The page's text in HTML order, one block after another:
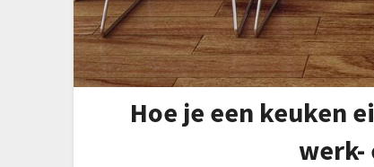
Hoe je een keuken
werk-